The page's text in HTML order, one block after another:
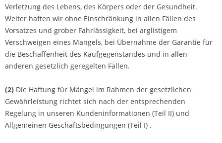
Verletzung des Lebens, des Körpers oder der Gesundheit.
Weiter haften wir ohne Einschränkung in allen Fällen des
Vorsatzes und grober Fahrlässigkeit, bei arglistigem
Verschweigen eines Mangels, bei Übernahme der Garantie für
die Beschaffenheit des Kaufgegenstandes und in allen
anderen gesetzlich geregelten Fällen.
(2) Die Haftung für Mängel im Rahmen der gesetzlichen
Gewährleistung richtet sich nach der entsprechenden
Regelung in unseren Kundeninformationen (Teil II) und
Allgemeinen Geschäftsbedingungen (Teil I) .